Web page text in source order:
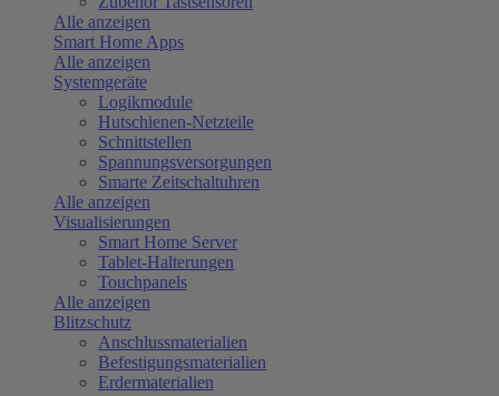
Alle anzeigen
Smart Home Apps
Alle anzeigen
Systemgeräte
Logikmodule
Hutschienen-Netzteile
Schnittstellen
Spannungsversorgungen
Smarte Zeitschaltuhren
Alle anzeigen
Visualisierungen
Smart Home Server
Tablet-Halterungen
Touchpanels
Alle anzeigen
Blitzschutz
Anschlussmaterialien
Befestigungsmaterialien
Erdermaterialien